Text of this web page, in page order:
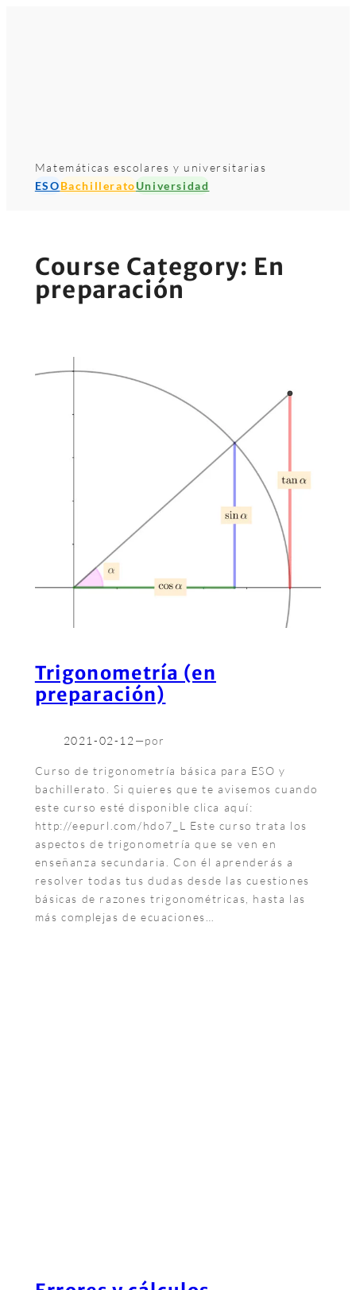
Matemáticas escolares y universitarias
ESOBachilleratoUniversidad
Course Category: En
preparación
Trigonometría (en
preparación)
2021-02-12—por
Curso de trigonometría básica para ESO y
bachillerato. Si quieres que te avisemos cuando
este curso esté disponible clica aquí:
http://eepurl.com/hdo7_L Este curso trata los
aspectos de trigonometría que se ven en
enseñanza secundaria. Con él aprenderás a
resolver todas tus dudas desde las cuestiones
básicas de razones trigonométricas, hasta las
más complejas de ecuaciones…